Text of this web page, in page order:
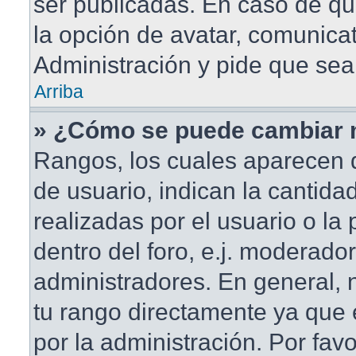
la opción de avatar,
Administración y pide que
Arriba
» ¿Cómo se puede cambiar
Rangos, los cuales aparecen
de usuario, indican la
realizadas por el usuario o la
dentro del foro, e.j.
administradores. En general,
tu rango directamente ya que
por la administración. Por